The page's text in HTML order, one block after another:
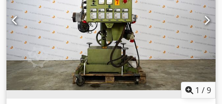
1 /9